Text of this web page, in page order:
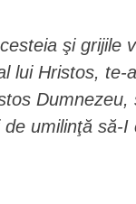
şi grijile
lui Hristos,
umilinţă să-